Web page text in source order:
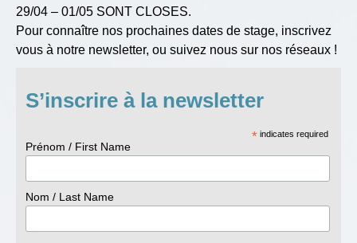
29/04 – 01/05 SONT CLOSES.
Pour connaître nos prochaines dates de stage, inscrivez
vous à notre newsletter, ou suivez nous sur nos réseaux !
S’inscrire à la newsletter
* indicates required
Prénom / First Name
Nom / Last Name